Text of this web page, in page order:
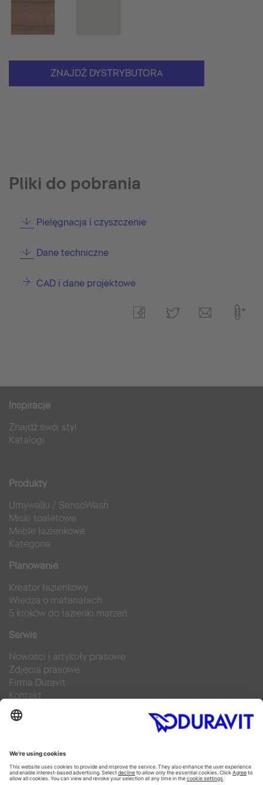
ZNAJDŹ DYSTRYBUTORA
Pliki do pobrania
Pielęgnacja i czyszczenie
Dane techniczne
CAD i dane projektowe
Inspiracje
Znajdź swój styl
Katalogi
Produkty
Umywalki / SensoWash
Miski toaletowe
Meble łazienkowe
Kategorie
Planowanie
Kreator łazienkowy
Wiedza o materiałach
5 kroków do łazienki marzeń
Serwis
Nowości i artykuły prasowe
Zdjęcia prasowe
Firma Duravit
Kontakt
Najczęściej zadawane pytania
Facebook
Instagram
Pinterest
Blog